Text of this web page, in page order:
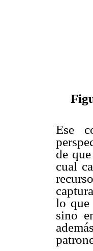
Ese
de
cual
lo que
sino